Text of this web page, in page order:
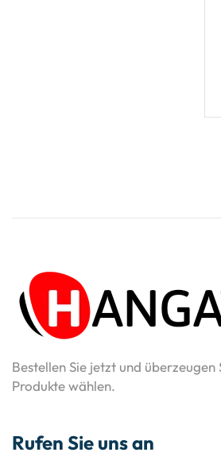
Bestellen Sie jetzt und
Produkte wählen.
Rufen Sie uns an